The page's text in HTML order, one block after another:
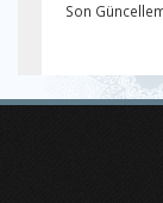
Son